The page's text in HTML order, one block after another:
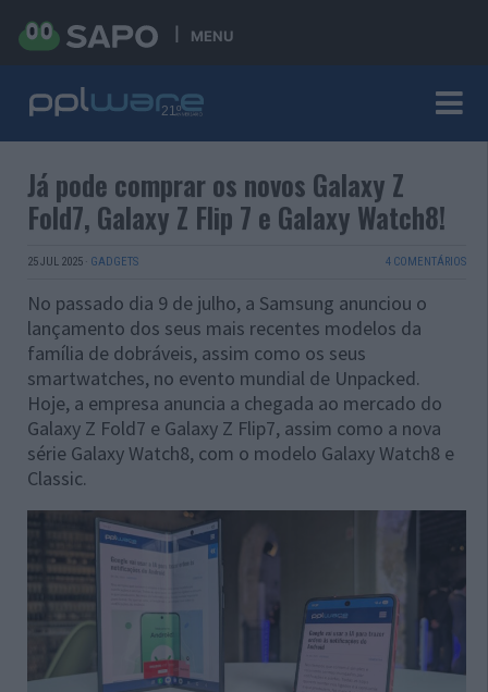
MENU
Já pode comprar os novos Galaxy Z
Fold7, Galaxy Z Flip 7 e Galaxy Watch8!
25 JUL 2025 · GADGETS 4 COMENTÁRIOS
No passado dia 9 de julho, a Samsung anunciou o
lançamento dos seus mais recentes modelos da
família de dobráveis, assim como os seus
smartwatches, no evento mundial de Unpacked.
Hoje, a empresa anuncia a chegada ao mercado do
Galaxy Z Fold7 e Galaxy Z Flip7, assim como a nova
série Galaxy Watch8, com o modelo Galaxy Watch8 e
Classic.